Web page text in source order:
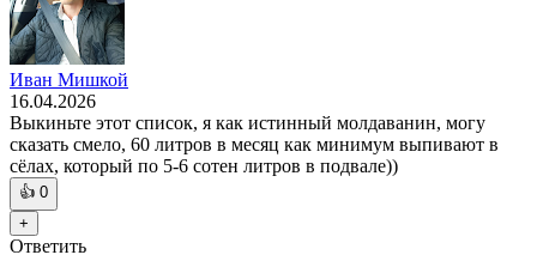
Иван Мишкой
16.04.2026
Выкиньте этот список, я как истинный молдаванин, могу
сказать смело, 60 литров в месяц как минимум выпивают в
сёлах, который по 5-6 сотен литров в подвале))
👍 0
+
Ответить